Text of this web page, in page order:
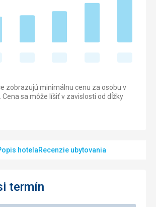
zobrazujú minimálnu cenu za osobu v
sa môže líšiť v zavislosti od dĺžky
hotelaRecenzie ubytovania
termín